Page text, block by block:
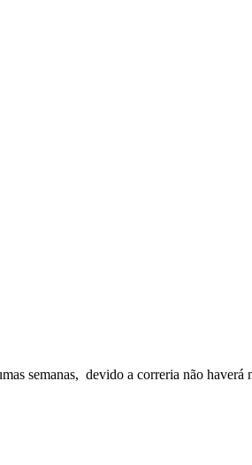
semanas, devido a correria não haverá